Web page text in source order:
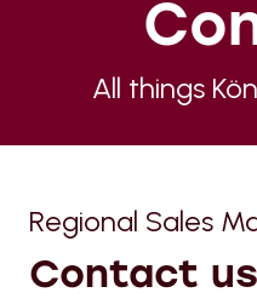
All things
Regional Sales
Contact